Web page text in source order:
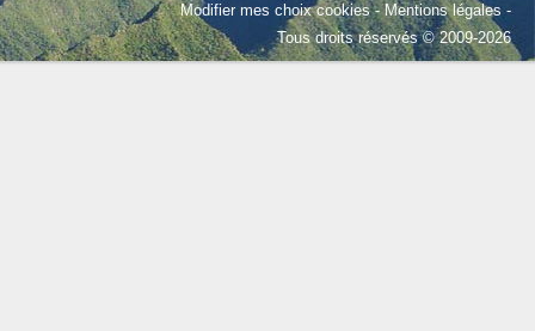
Modifier mes choix cookies-Mentions légales -
Tous droits réservés © 2009-2026